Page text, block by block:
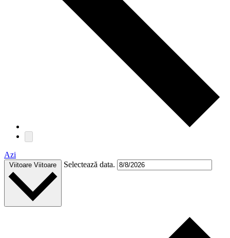
Azi
Viitoare Viitoare Selectează data.